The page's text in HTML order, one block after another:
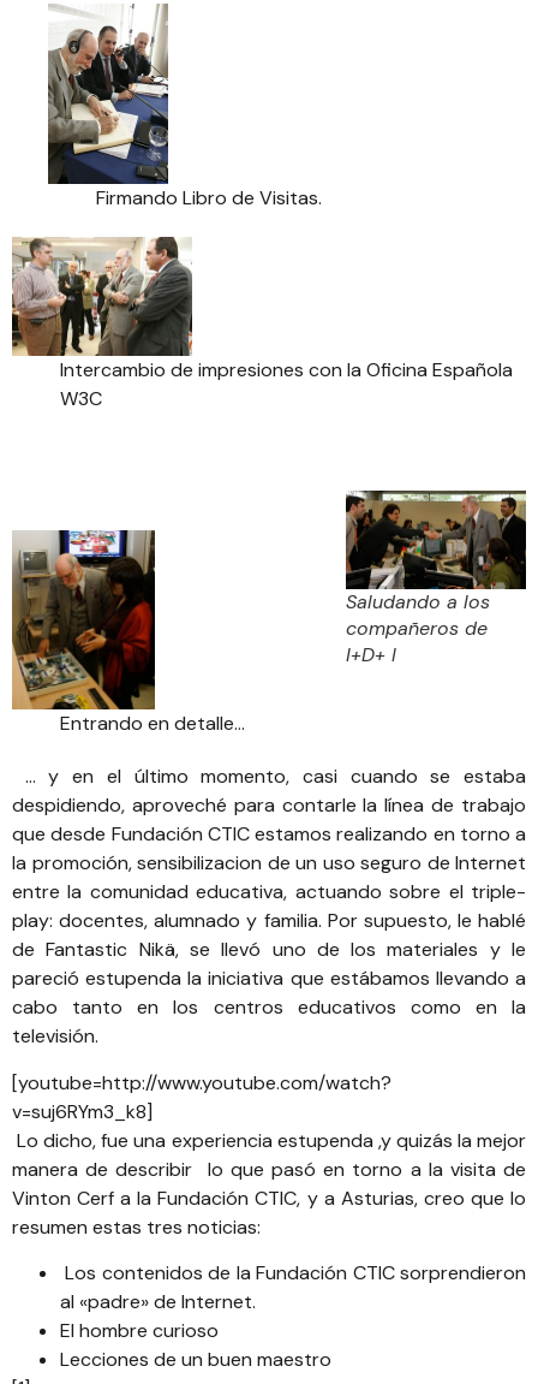
Firmando Libro de Visitas.
Intercambio de impresiones con la Oficina Española
W3C
Saludando a los
compañeros de
I+D+ I
Entrando en detalle…
… y en el último momento, casi cuando se estaba
despidiendo, aproveché para contarle la línea de trabajo
que desde Fundación CTIC estamos realizando en torno a
la promoción, sensibilizacion de un uso seguro de Internet
entre la comunidad educativa, actuando sobre el triple-
play: docentes, alumnado y familia. Por supuesto, le hablé
de Fantastic Nikä, se llevó uno de los materiales y le
pareció estupenda la iniciativa que estábamos llevando a
cabo tanto en los centros educativos como en la
televisión.
[youtube=http://www.youtube.com/watch?
v=suj6RYm3_k8]
Lo dicho, fue una experiencia estupenda ,y quizás la mejor
manera de describir lo que pasó en torno a la visita de
Vinton Cerf a la Fundación CTIC, y a Asturias, creo que lo
resumen estas tres noticias:
Los contenidos de la Fundación CTIC sorprendieron
al «padre» de Internet.
El hombre curioso
Lecciones de un buen maestro